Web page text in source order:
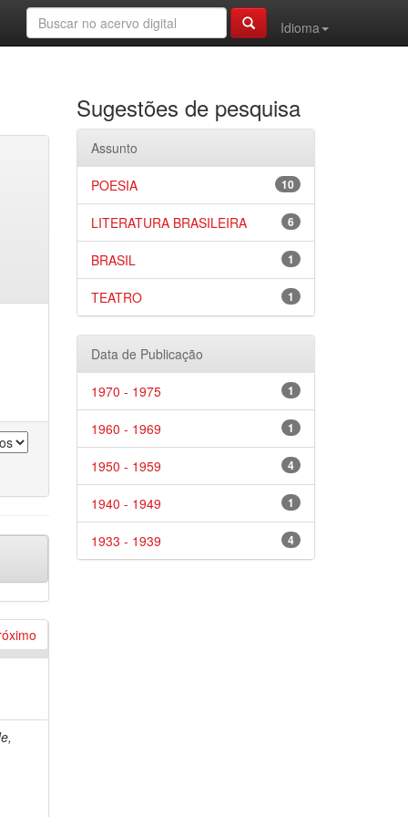
Idioma
Sugestões de pesquisa
Assunto
10
POESIA
6
LITERATURA BRASILEIRA
1
BRASIL
1
TEATRO
Data de Publicação
1
1970 - 1975
1
1960 - 1969
4
1950 - 1959
1
1940 - 1949
4
1933 - 1939